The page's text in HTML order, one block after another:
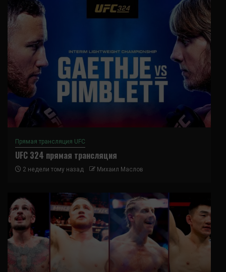
Прямая трансляция UFC
UFC 324 прямая трансляция
2 недели тому назад Михаил Маслов